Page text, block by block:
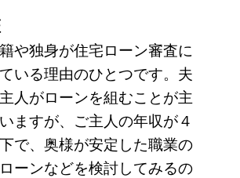
や独身が住宅ローン審査に
いる理由のひとつです。夫
人がローンを組むことが主
ますが、ご主人の年収が４
で、奥様が安定した職業の
ーンなどを検討してみるの